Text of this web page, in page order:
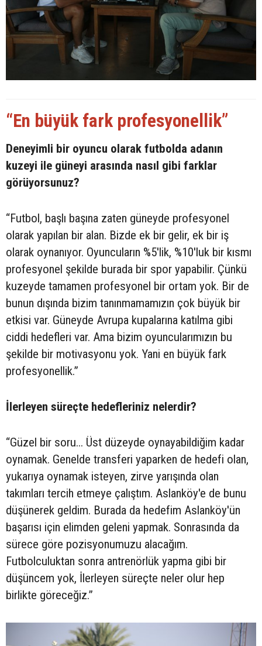
“En büyük fark profesyonellik”
Deneyimli bir oyuncu olarak futbolda adanın
kuzeyi ile güneyi arasında nasıl gibi farklar
görüyorsunuz?
“Futbol, başlı başına zaten güneyde profesyonel
olarak yapılan bir alan. Bizde ek bir gelir, ek bir iş
olarak oynanıyor. Oyuncuların %5'lik, %10'luk bir kısmı
profesyonel şekilde burada bir spor yapabilir. Çünkü
kuzeyde tamamen profesyonel bir ortam yok. Bir de
bunun dışında bizim tanınmamamızın çok büyük bir
etkisi var. Güneyde Avrupa kupalarına katılma gibi
ciddi hedefleri var. Ama bizim oyuncularımızın bu
şekilde bir motivasyonu yok. Yani en büyük fark
profesyonellik.”
İlerleyen süreçte hedefleriniz nelerdir?
“Güzel bir soru... Üst düzeyde oynayabildiğim kadar
oynamak. Genelde transferi yaparken de hedefi olan,
yukarıya oynamak isteyen, zirve yarışında olan
takımları tercih etmeye çalıştım. Aslanköy'e de bunu
düşünerek geldim. Burada da hedefim Aslanköy'ün
başarısı için elimden geleni yapmak. Sonrasında da
sürece göre pozisyonumuzu alacağım.
Futbolculuktan sonra antrenörlük yapma gibi bir
düşüncem yok, İlerleyen süreçte neler olur hep
birlikte göreceğiz.”